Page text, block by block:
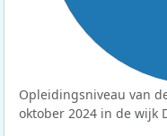
Opleidingsniveau van
oktober 2024 in de wijk